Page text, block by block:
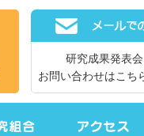
研究成果発表
お問い合わせはこち